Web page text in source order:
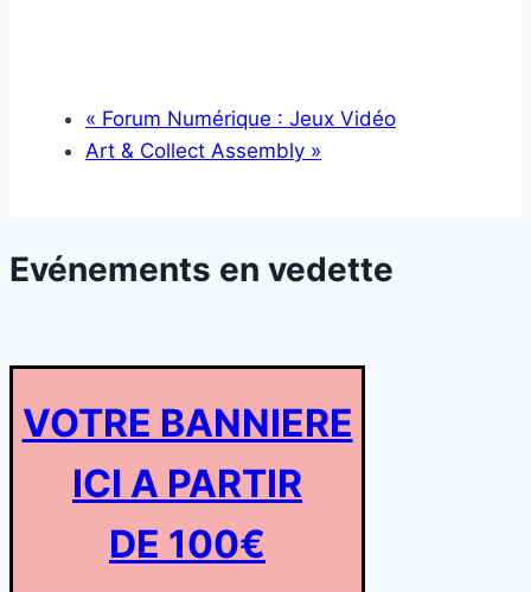
« Forum Numérique : Jeux Vidéo
Art & Collect Assembly »
Evénements en vedette
VOTRE BANNIERE
ICI A PARTIR
DE 100€